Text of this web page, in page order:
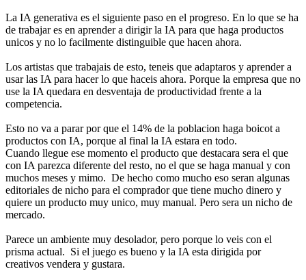
La IA generativa es el siguiente paso en el progreso. En lo que se ha
de trabajar es en aprender a dirigir la IA para que haga productos
unicos y no lo facilmente distinguible que hacen ahora.
Los artistas que trabajais de esto, teneis que adaptaros y aprender a
usar las IA para hacer lo que haceis ahora. Porque la empresa que no
use la IA quedara en desventaja de productividad frente a la
competencia.
Esto no va a parar por que el 14% de la poblacion haga boicot a
productos con IA, porque al final la IA estara en todo.
Cuando llegue ese momento el producto que destacara sera el que
con IA parezca diferente del resto, no el que se haga manual y con
muchos meses y mimo. De hecho como mucho eso seran algunas
editoriales de nicho para el comprador que tiene mucho dinero y
quiere un producto muy unico, muy manual. Pero sera un nicho de
mercado.
Parece un ambiente muy desolador, pero porque lo veis con el
prisma actual. Si el juego es bueno y la IA esta dirigida por
creativos vendera y gustara.